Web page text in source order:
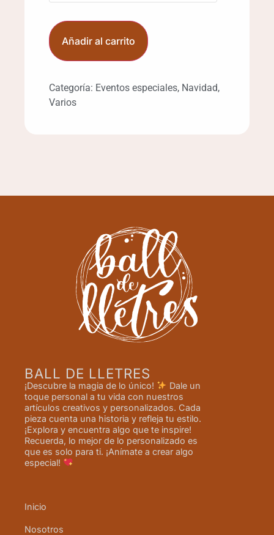
Añadir al carrito
Categoría: Eventos especiales, Navidad,
Varios
BALL DE LLETRES
¡Descubre la magia de lo único!
Dale un
toque personal a tu vida con nuestros
artículos creativos y personalizados. Cada
pieza cuenta una historia y refleja tu estilo.
¡Explora y encuentra algo que te inspire!
Recuerda, lo mejor de lo personalizado es
que es solo para ti. ¡Anímate a crear algo
especial!
Inicio
Nosotros